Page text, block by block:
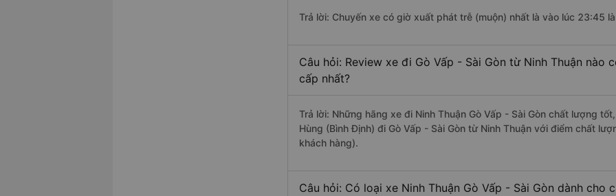
Trả lời: Chuyến xe có giờ xuất phát trễ (muộn) nhất là vào lúc 23:45
Câu hỏi: Review xe đi Gò Vấp - Sài Gòn từ Ninh Thuận nào
cấp nhất?
Trả lời: Những hãng xe đi Ninh Thuận Gò Vấp - Sài Gòn chất lượng
Hùng (Bình Định) đi Gò Vấp - Sài Gòn từ Ninh Thuận với điểm chất
khách hàng).
Câu hỏi: Có loại xe Ninh Thuận Gò Vấp - Sài Gòn dành cho